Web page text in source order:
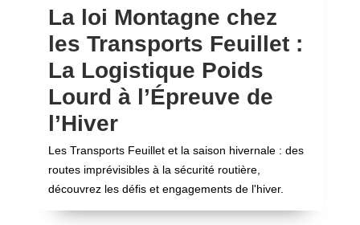
La loi Montagne chez
les Transports Feuillet :
La Logistique Poids
Lourd à l’Épreuve de
l’Hiver
Les Transports Feuillet et la saison hivernale : des
routes imprévisibles à la sécurité routière,
découvrez les défis et engagements de l'hiver.